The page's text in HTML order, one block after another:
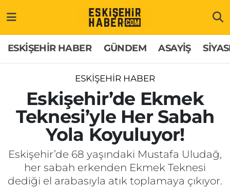
ESKİŞEHİR HABER GÜNDEM ASAYİŞ
ESKİŞEHİR HABER
Eskişehir’de Ekmek
Teknesi’yle Her Sabah
Yola Koyuluyor!
Eskişehir’de 68 yaşındaki Mustafa Uludağ,
her sabah erkenden Ekmek Teknesi
dediği el arabasıyla atık toplamaya çıkıyor.
GÜNDEM
ASAYİŞ
SİYASET
EKONOMİ
SAĞLIK
Hakkımızda
İletişim
Künye
Odunpazarı Trafik Yoğunluk Haritası
Süper Lig Puan Durumu ve Fikstür
Tüm Manşetler
Son Dakika Haberleri
Haber Arşivi